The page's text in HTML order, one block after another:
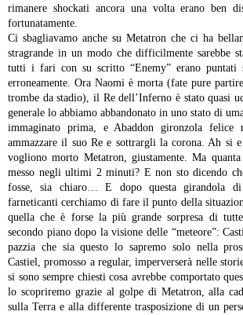
rimanere shockati ancora una volta erano ben
fortunatamente.
Ci sbagliavamo anche su Metatron che ci ha
stragrande in un modo che difficilmente sarebbe
tutti i fari con su scritto “Enemy” erano puntati
erroneamente. Ora Naomi è morta (fate pure
trombe da stadio), il Re dell’Inferno è stato quasi
generale lo abbiamo abbandonato in uno stato di
immaginato prima, e Abaddon gironzola
ammazzare il suo Re e sottrargli la corona. Ah si
vogliono morto Metatron, giustamente. Ma
messo negli ultimi 2 minuti? E non sto dicendo
fosse, sia chiaro… E dopo questa girandola
farneticanti cerchiamo di fare il punto della
quella che è forse la più grande sorpresa di
secondo piano dopo la visione delle “meteore”:
pazzia che sia questo lo sapremo solo nella
Castiel, promosso a regular, imperverserà nelle
si sono sempre chiesti cosa avrebbe comportato
lo scopriremo grazie al golpe di Metatron, alla
sulla Terra e alla differente trasposizione di un